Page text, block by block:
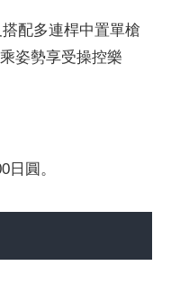
配多連桿中置單槍
姿勢享受操控樂
日圓。